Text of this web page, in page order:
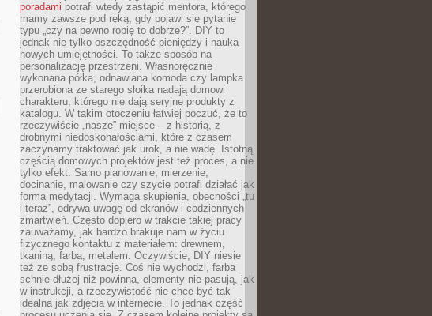
poradami potrafi wtedy zastąpić mentora, którego
mamy zawsze pod ręką, gdy pojawi się pytanie
typu „czy na pewno robię to dobrze?”. DIY to
jednak nie tylko oszczędność pieniędzy i nauka
nowych umiejętności. To także sposób na
personalizację przestrzeni. Własnoręcznie
wykonana półka, odnawiana komoda czy lampka
przerobiona ze starego słoika nadają domowi
charakteru, którego nie dają seryjne produkty z
katalogu. W takim otoczeniu łatwiej poczuć, że to
rzeczywiście „nasze” miejsce – z historią, z
drobnymi niedoskonałościami, które z czasem
zaczynamy traktować jak urok, a nie wadę. Istotną
częścią domowych projektów jest też proces, a nie
tylko efekt. Samo planowanie, mierzenie,
docinanie, malowanie czy szycie potrafi działać jak
forma medytacji. Wymaga skupienia, obecności „tu
i teraz”, odrywa uwagę od ekranów i codziennych
zmartwień. Często dopiero w trakcie takiej pracy
zauważamy, jak bardzo brakuje nam w życiu
fizycznego kontaktu z materiałem: drewnem,
tkaniną, farbą, metalem. Oczywiście, DIY niesie
też ze sobą frustracje. Coś nie wychodzi, farba
schnie dłużej niż powinna, elementy nie pasują, jak
w instrukcji, a rzeczywistość nie chce być tak
idealna jak zdjęcia w internecie. To jednak część